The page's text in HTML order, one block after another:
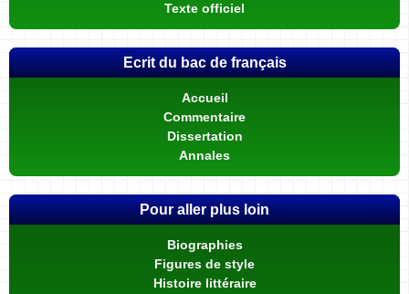
Texte officiel
Ecrit du bac de français
Accueil
Commentaire
Dissertation
Annales
Pour aller plus loin
Biographies
Figures de style
Histoire littéraire